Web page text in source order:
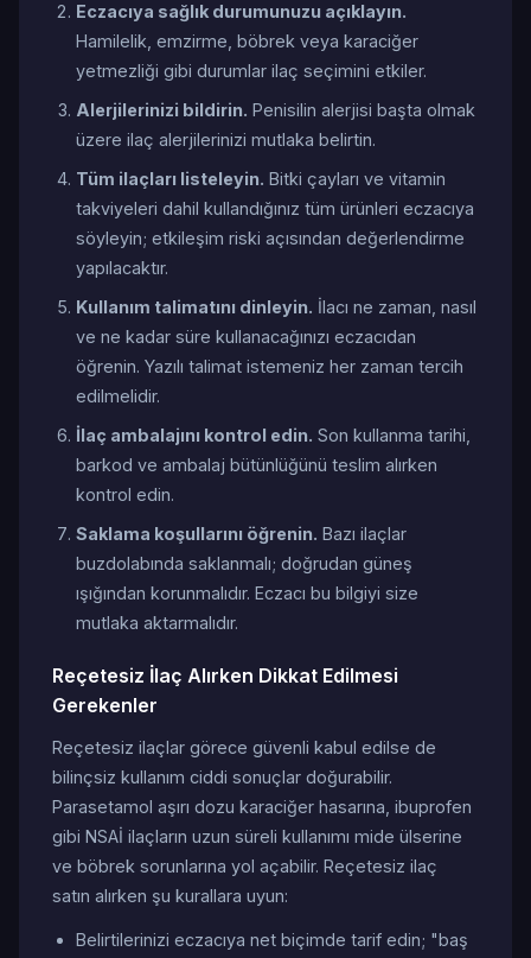
Eczacıya sağlık durumunuzu açıklayın.
Hamilelik, emzirme, böbrek veya karaciğer
yetmezliği gibi durumlar ilaç seçimini etkiler.
Alerjilerinizi bildirin. Penisilin alerjisi başta olmak
üzere ilaç alerjilerinizi mutlaka belirtin.
Tüm ilaçları listeleyin. Bitki çayları ve vitamin
takviyeleri dahil kullandığınız tüm ürünleri eczacıya
söyleyin; etkileşim riski açısından değerlendirme
yapılacaktır.
Kullanım talimatını dinleyin. İlacı ne zaman, nasıl
ve ne kadar süre kullanacağınızı eczacıdan
öğrenin. Yazılı talimat istemeniz her zaman tercih
edilmelidir.
İlaç ambalajını kontrol edin. Son kullanma tarihi,
barkod ve ambalaj bütünlüğünü teslim alırken
kontrol edin.
Saklama koşullarını öğrenin. Bazı ilaçlar
buzdolabında saklanmalı; doğrudan güneş
ışığından korunmalıdır. Eczacı bu bilgiyi size
mutlaka aktarmalıdır.
Reçetesiz İlaç Alırken Dikkat Edilmesi
Gerekenler
Reçetesiz ilaçlar görece güvenli kabul edilse de
bilinçsiz kullanım ciddi sonuçlar doğurabilir.
Parasetamol aşırı dozu karaciğer hasarına, ibuprofen
gibi NSAİ ilaçların uzun süreli kullanımı mide ülserine
ve böbrek sorunlarına yol açabilir. Reçetesiz ilaç
satın alırken şu kurallara uyun:
Belirtilerinizi eczacıya net biçimde tarif edin; "baş